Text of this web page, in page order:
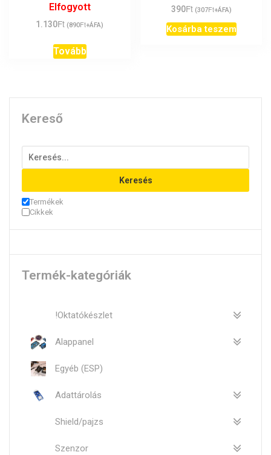
Elfogyott
1.130Ft (890Ft+ÁFA)
Tovább
390Ft (307Ft+ÁFA)
Kosárba teszem
Kereső
Keresés
Termékek
Cikkek
Termék-kategóriák
!Oktatókészlet
Alappanel
Egyéb (ESP)
Adattárolás
Shield/pajzs
Szenzor